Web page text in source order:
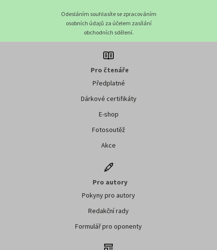
Odesláním souhlasíte se zpracováním
osobních údajů za účelem zasílání
obchodních sdělení.
Pro čtenáře
Předplatné
Dárkové certifikáty
E-shop
Fotosoutěž
Akce
Pro autory
Pokyny pro autory
Redakční rady
Formulář pro oponenty